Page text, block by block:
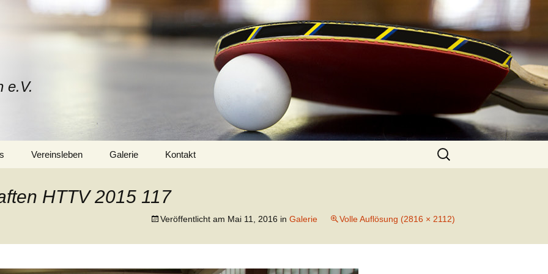
e.V.
Vereinsleben Galerie Kontakt
Suchen
nach:
HTTV 2015 117
Veröffentlicht am Mai 11, 2016 in Galerie Volle Auflösung (2816 × 2112)